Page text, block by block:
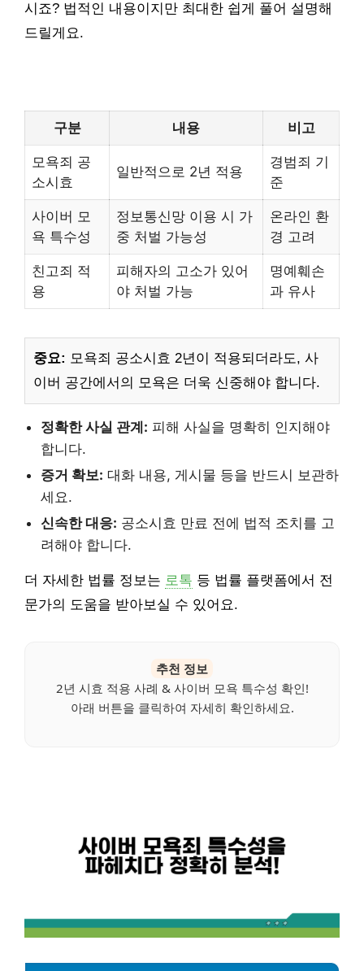
시죠? 법적인 내용이지만 최대한 쉽게 풀어 설명해
드릴게요.
구분 내용 비고
모욕죄 공
소시효
일반적으로 2년 적용
경범죄 기
준
사이버 모
욕 특수성
정보통신망 이용 시 가
중 처벌 가능성
온라인 환
경 고려
친고죄 적
용
피해자의 고소가 있어
야 처벌 가능
명예훼손
과 유사
중요: 모욕죄 공소시효 2년이 적용되더라도, 사
이버 공간에서의 모욕은 더욱 신중해야 합니다.
정확한 사실 관계: 피해 사실을 명확히 인지해야
합니다.
증거 확보: 대화 내용, 게시물 등을 반드시 보관하
세요.
신속한 대응: 공소시효 만료 전에 법적 조치를 고
려해야 합니다.
더 자세한 법률 정보는 로톡 등 법률 플랫폼에서 전
문가의 도움을 받아보실 수 있어요.
추천 정보
2년 시효 적용 사례 & 사이버 모욕 특수성 확인!
아래 버튼을 클릭하여 자세히 확인하세요.